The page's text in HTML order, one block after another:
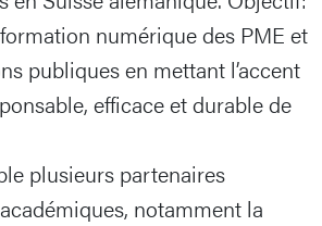
numérique des PME et
publiques en mettant l’accent
efficace et durable de
plusieurs partenaires
notamment la